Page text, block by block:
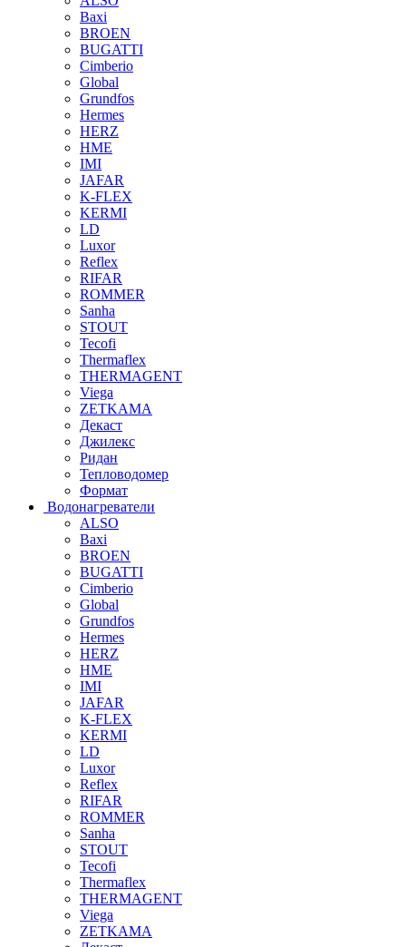
Baxi
BROEN
BUGATTI
Cimberio
Global
Grundfos
Hermes
HERZ
HME
IMI
JAFAR
K-FLEX
KERMI
LD
Luxor
Reflex
RIFAR
ROMMER
Sanha
STOUT
Tecofi
Thermaflex
THERMAGENT
Viega
ZETKAMA
Декаст
Джилекс
Ридан
Тепловодомер
Формат
Водонагреватели
ALSO
Baxi
BROEN
BUGATTI
Cimberio
Global
Grundfos
Hermes
HERZ
HME
IMI
JAFAR
K-FLEX
KERMI
LD
Luxor
Reflex
RIFAR
ROMMER
Sanha
STOUT
Tecofi
Thermaflex
THERMAGENT
Viega
ZETKAMA